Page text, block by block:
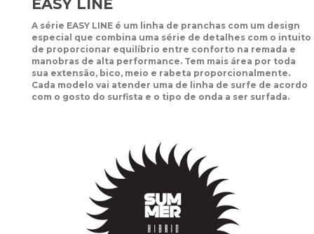
EASY LINE
A série EASY LINE é um linha de pranchas com um design
especial que combina uma série de detalhes com o intuito
de proporcionar equilíbrio entre conforto na remada e
manobras de alta performance. Tem mais área por toda
sua extensão, bico, meio e rabeta proporcionalmente.
Cada modelo vai atender uma de linha de surfe de acordo
com o gosto do surfista e o tipo de onda a ser surfada.